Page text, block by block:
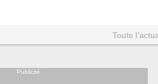
Toute
Publicité